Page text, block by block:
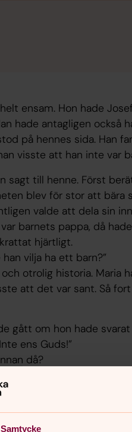
Samtycke
ensam. Hon hade
hade antagligen också
på hennes sida. Han
visste att han inte var
sagt till henne. Först
blev för stor att bära
valde att dela sin
barnets pappa, då
hjärtligt.
vilja ha ett barn?”
otrolig historia. Maria
att det var sant. Så
gått om hon hade svarat
ens Guds!”
då?
till - om det
modig”, tänkte Maria.
Men nu tvivlar jag.